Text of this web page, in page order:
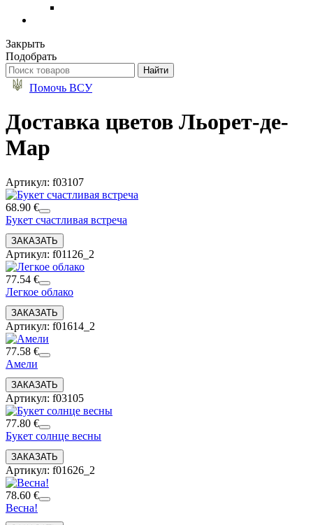
Закрыть
Подобрать
Помочь ВСУ
Доставка цветов Льорет-де-
Мар
Артикул: f03107
68.90 €
Букет счастливая встреча
Артикул: f01126_2
77.54 €
Легкое облако
Артикул: f01614_2
77.58 €
Амели
Артикул: f03105
77.80 €
Букет солнце весны
Артикул: f01626_2
78.60 €
Весна!